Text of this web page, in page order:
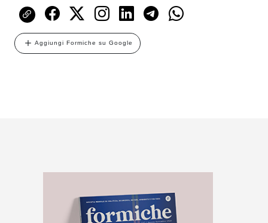
Aggiungi Formiche su Google